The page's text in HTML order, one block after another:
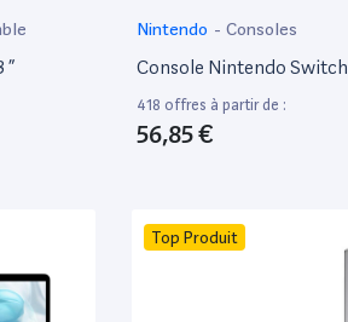
”
Nintendo - Consoles
Console Nintendo Switch
418 offres à partir de :
56,85 €
Top Produit